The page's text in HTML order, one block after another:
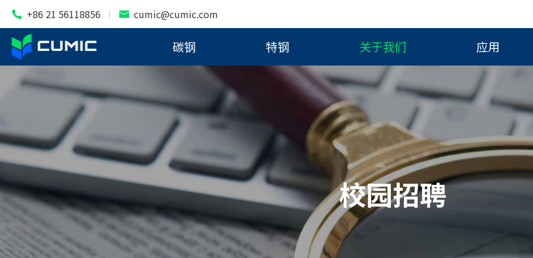
 +86 21 56118856  cumic@cumic.com
碳钢 特钢 关于我们 应用
校园招聘